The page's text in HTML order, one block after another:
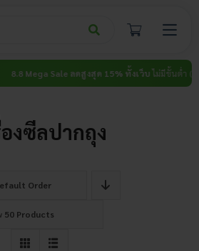
8.8 Mega Sale ลดสูงสุด 15% ทั้งเว็บไม่มีขั้นต่ำ (วันนี้
องซีลปากถุง
Order
50 Products